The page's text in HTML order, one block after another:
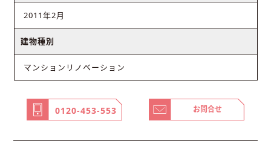
2011年2月
建物種別
マンションリノベーション
0120-453-553 お問合せ